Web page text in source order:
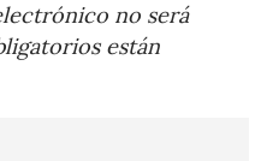
no será
están